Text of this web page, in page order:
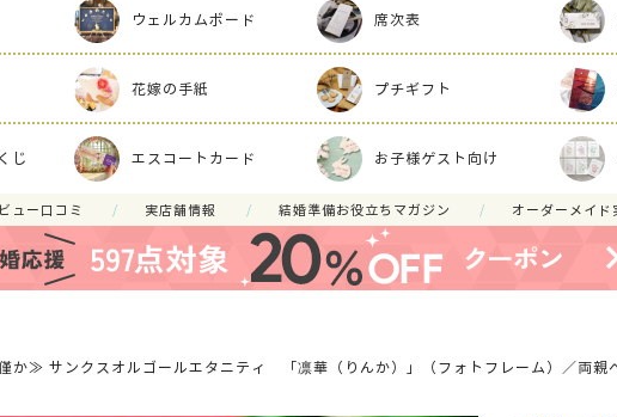
ウェルカムボード 席次表
花嫁の手紙 プチギフト
じ エスコートカード お子様ゲスト向け
ュー口コミ 実店舗情報 結婚準備お役立ちマガジン オーダーメイド
か≫ サンクスオルゴールエタニティ 「凛華（りんか）」（フォトフレーム）／両親